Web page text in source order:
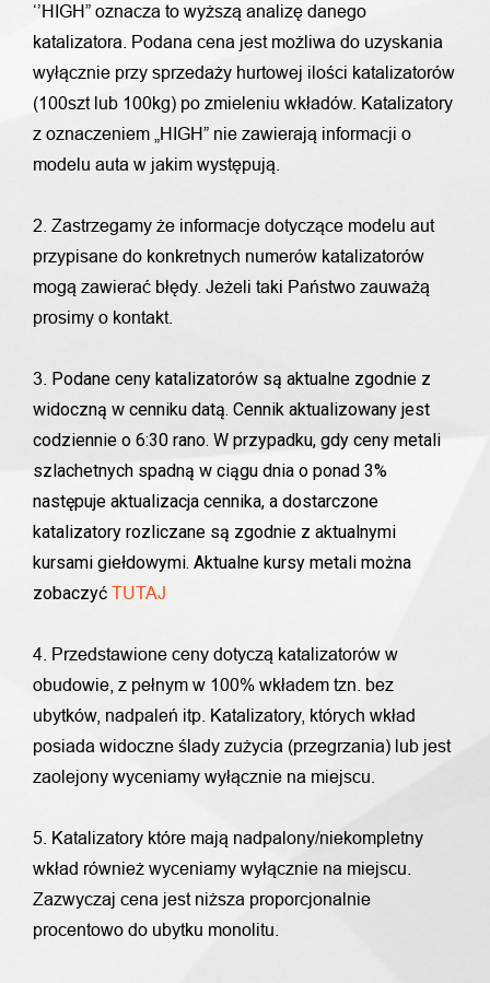
‘’HIGH” oznacza to wyższą analizę danego
katalizatora. Podana cena jest możliwa do uzyskania
wyłącznie przy sprzedaży hurtowej ilości katalizatorów
(100szt lub 100kg) po zmieleniu wkładów. Katalizatory
z oznaczeniem „HIGH” nie zawierają informacji o
modelu auta w jakim występują.
2. Zastrzegamy że informacje dotyczące modelu aut
przypisane do konkretnych numerów katalizatorów
mogą zawierać błędy. Jeżeli taki Państwo zauważą
prosimy o kontakt.
3. Podane ceny katalizatorów są aktualne zgodnie z
widoczną w cenniku datą. Cennik aktualizowany jest
codziennie o 6:30 rano. W przypadku, gdy ceny metali
szlachetnych spadną w ciągu dnia o ponad 3%
następuje aktualizacja cennika, a dostarczone
katalizatory rozliczane są zgodnie z aktualnymi
kursami giełdowymi. Aktualne kursy metali można
zobaczyć TUTAJ
4. Przedstawione ceny dotyczą katalizatorów w
obudowie, z pełnym w 100% wkładem tzn. bez
ubytków, nadpaleń itp. Katalizatory, których wkład
posiada widoczne ślady zużycia (przegrzania) lub jest
zaolejony wyceniamy wyłącznie na miejscu.
5. Katalizatory które mają nadpalony/niekompletny
wkład również wyceniamy wyłącznie na miejscu.
Zazwyczaj cena jest niższa proporcjonalnie
procentowo do ubytku monolitu.